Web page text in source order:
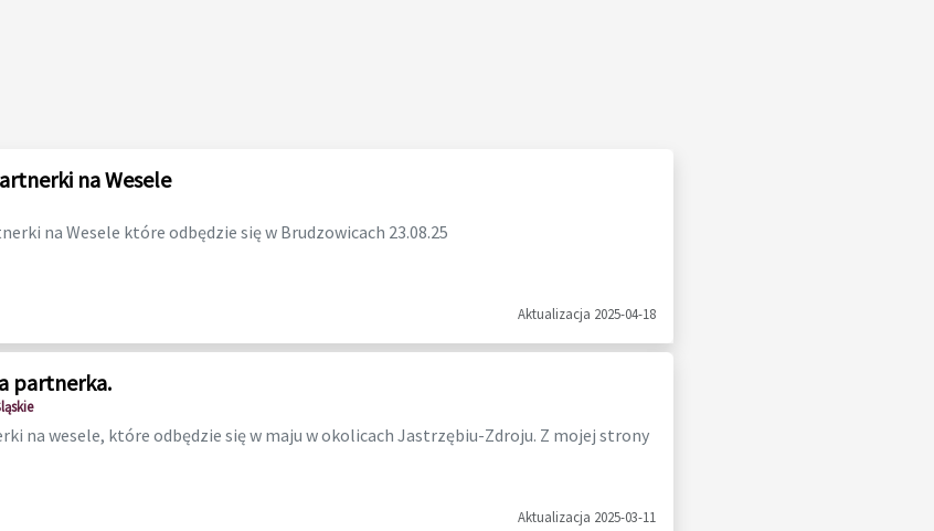
na Wesele
na Wesele które odbędzie się w Brudzowicach 23.08.25
Aktualizacja 2025-04-18
partnerka.
na wesele, które odbędzie się w maju w okolicach Jastrzębiu-Zdroju. Z mojej strony
Aktualizacja 2025-03-11